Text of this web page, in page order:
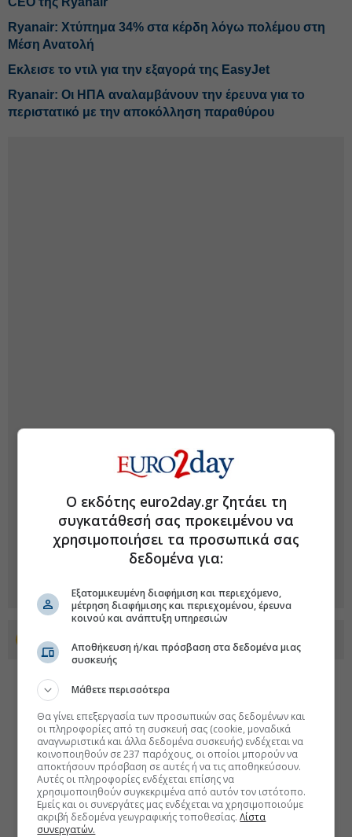
Ryanair: Χτύπημα 34% στα κέρδη λόγω πολέμου στη
Μέση Ανατολή
Εκλεισε το ντιλ για την εξαγορά της EasyJet
Ryanair: Οι ΗΠΑ αναλαμβάνουν την έρευνα για το
περιστατικό με την αποκόλληση παραθύρου
Προσθέστε το euro2day.gr στο Discover
Ο εκδότης euro2day.gr ζητάει τη
συγκατάθεσή σας προκειμένου να
χρησιμοποιήσει τα προσωπικά σας
δεδομένα για:
Εξατομικευμένη διαφήμιση και περιεχόμενο,
μέτρηση διαφήμισης και περιεχομένου, έρευνα
κοινού και ανάπτυξη υπηρεσιών
Αποθήκευση ή/και πρόσβαση στα δεδομένα μιας
συσκευής
Μάθετε περισσότερα
Θα γίνει επεξεργασία των προσωπικών σας δεδομένων και
οι πληροφορίες από τη συσκευή σας (cookie, μοναδικά
αναγνωριστικά και άλλα δεδομένα συσκευής) ενδέχεται να
κοινοποιηθούν σε 237 παρόχους, οι οποίοι μπορούν να
αποκτήσουν πρόσβαση σε αυτές ή να τις αποθηκεύσουν.
Αυτές οι πληροφορίες ενδέχεται επίσης να
χρησιμοποιηθούν συγκεκριμένα από αυτόν τον ιστότοπο.
Εμείς και οι συνεργάτες μας ενδέχεται να χρησιμοποιούμε
ακριβή δεδομένα γεωγραφικής τοποθεσίας.Λίστα
συνεργατών.